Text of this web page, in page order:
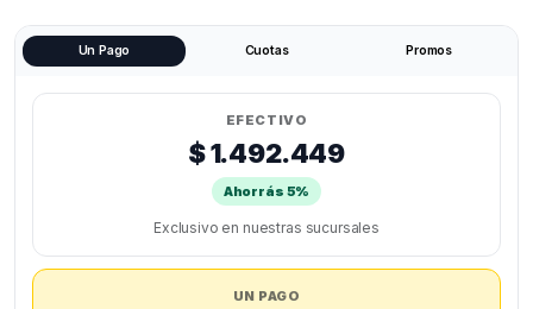
Un Pago Cuotas Promos
EFECTIVO
$ 1.492.449
Ahorrás 5%
Exclusivo en nuestras sucursales
UN PAGO